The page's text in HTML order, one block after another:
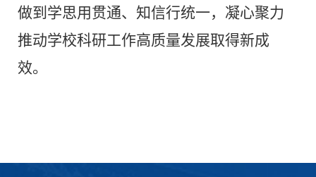
做到学思用贯通、知信行统一，凝心聚力
推动学校科研工作高质量发展取得新成
效。